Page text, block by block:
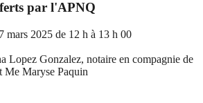
par l'APNQ
mars 2025 de 12 h à 13 h 00
Lopez Gonzalez, notaire en compagnie de
Me Maryse Paquin